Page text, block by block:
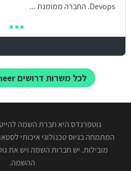
Devops. החברה ממומנת ...
לכל משרות דרושים DevOps Engineer
גוטפרנדס היא חברת השמה
המתמחה בגיוס טכנולוגי איכותי
מובילות. יש חברות השמה ויש את
ההשמה.